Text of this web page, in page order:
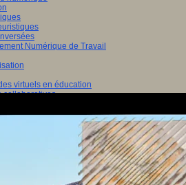
Numérique de Travail
virtuels en éducation
collaboratives